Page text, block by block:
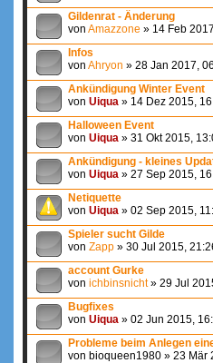
Gildenrat - Änderung
von Amazzone » 14 Feb
Infos
von Ahryon » 28 Jan 2017,
Ankündigung Winter Event
von Uiqua » 14 Dez 2015,
Halloween Event
von Uiqua » 31 Okt 2015,
Ankündigung - kleines
von Uiqua » 27 Sep 2015,
Netiquette
von Uiqua » 02 Sep 2015,
Spieler sucht Gilde
von Zapp » 30 Jul 2015,
account Gurke
von ichbinsnicht» 29 Jul
Bugfixes
von Uiqua » 02 Jun 2015,
Probleme beim Anlegen
von bioqueen1980 » 23 Mär